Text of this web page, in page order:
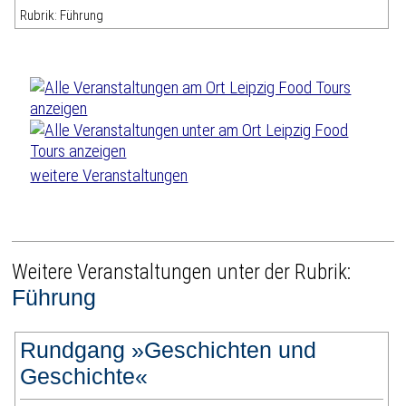
Rubrik: Führung
weitere Veranstaltungen
Weitere Veranstaltungen unter der Rubrik:
Führung
Rundgang »Geschichten und
Geschichte«